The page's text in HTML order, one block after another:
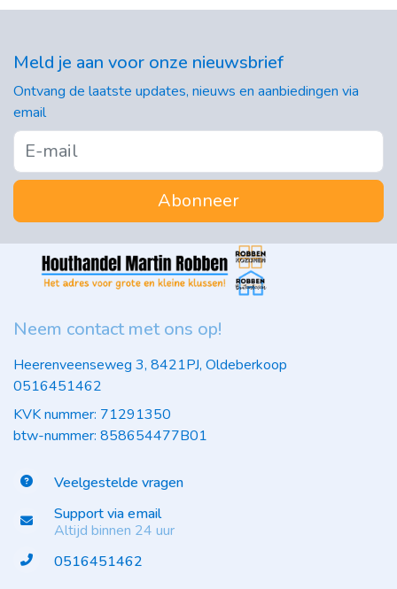
Meld je aan voor onze nieuwsbrief
Ontvang de laatste updates, nieuws en aanbiedingen via
email
Abonneer
Neem contact met ons op!
Heerenveenseweg 3, 8421PJ, Oldeberkoop
0516451462
KVK nummer: 71291350
btw-nummer: 858654477B01
Veelgestelde vragen
Support via email
Altijd binnen 24 uur
0516451462